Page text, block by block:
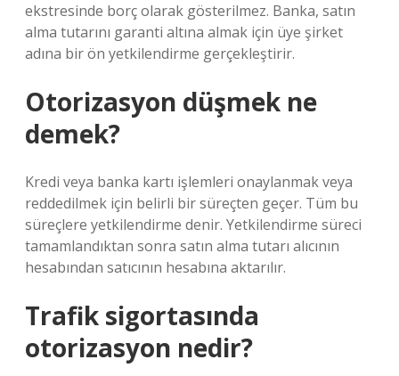
ekstresinde borç olarak gösterilmez. Banka, satın
alma tutarını garanti altına almak için üye şirket
adına bir ön yetkilendirme gerçekleştirir.
Otorizasyon düşmek ne
demek?
Kredi veya banka kartı işlemleri onaylanmak veya
reddedilmek için belirli bir süreçten geçer. Tüm bu
süreçlere yetkilendirme denir. Yetkilendirme süreci
tamamlandıktan sonra satın alma tutarı alıcının
hesabından satıcının hesabına aktarılır.
Trafik sigortasında
otorizasyon nedir?